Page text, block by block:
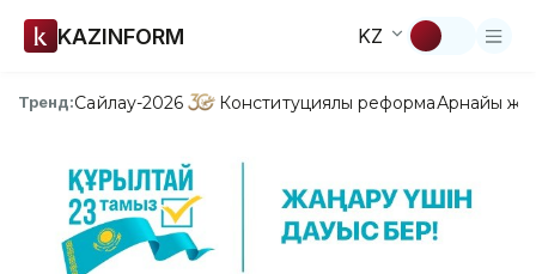
KAZINFORM KZ
Тренд:Сайлау-2026 Конституциялық реформаАрнайы